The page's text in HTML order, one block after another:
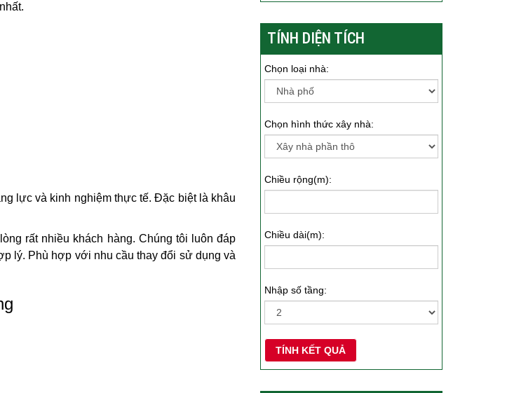
lực và kinh nghiệm thực tế. Đặc biệt là khâu
rất nhiều khách hàng. Chúng tôi luôn đáp
lý. Phù hợp với nhu cầu thay đổi sử dụng và
TÍNH DIỆN TÍCH
Chọn loại nhà:
Chọn hình thức xây nhà:
Chiều rộng(m):
Chiều dài(m):
Nhập số tầng:
TÍNH KẾT QUẢ